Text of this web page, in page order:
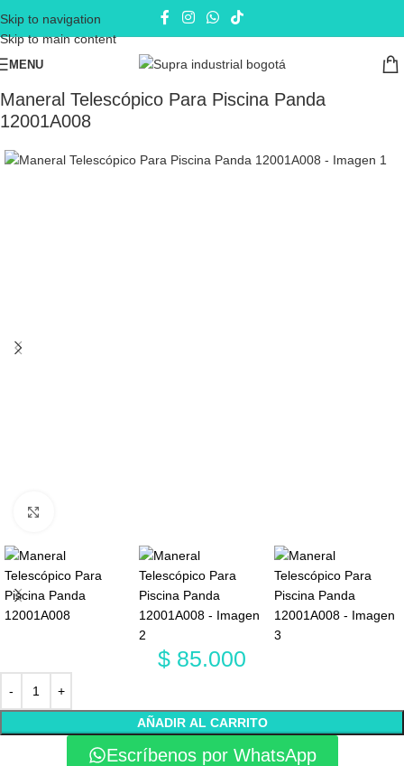
Skip to navigation
Skip to main content
MENU
Inicio Mantenimiento de Piscinas
Maneral Telescópico Para Piscina Panda
12001A008
$ 85.000
AÑADIR AL CARRITO
Escríbenos por WhatsApp